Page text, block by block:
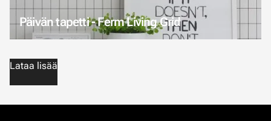
Päivän tapetti - Ferm Living Grid
Lataa lisää